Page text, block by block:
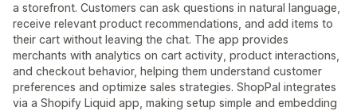
a storefront. Customers can ask questions in natural language,
receive relevant product recommendations, and add items to
their cart without leaving the chat. The app provides
merchants with analytics on cart activity, product interactions,
and checkout behavior, helping them understand customer
preferences and optimize sales strategies. ShopPal integrates
via a Shopify Liquid app, making setup simple and embedding